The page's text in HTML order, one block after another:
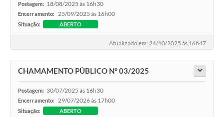
Postagem: 18/08/2025 às 16h30
Encerramento: 25/09/2025 às 16h00
Situação: ABERTO
Atualizado em: 24/10/2025 às 16h47
CHAMAMENTO PÚBLICO N° 03/2025
Postagem: 30/07/2025 às 16h30
Encerramento: 29/07/2026 às 17h00
Situação: ABERTO